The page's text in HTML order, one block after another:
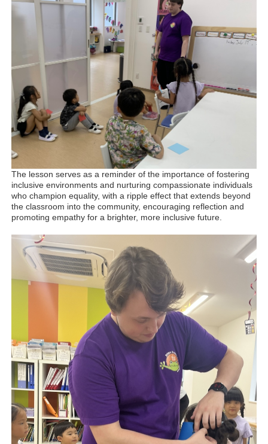
The lesson serves as a reminder of the importance of fostering
inclusive environments and nurturing compassionate individuals
who champion equality, with a ripple effect that extends beyond
the classroom into the community, encouraging reflection and
promoting empathy for a brighter, more inclusive future.